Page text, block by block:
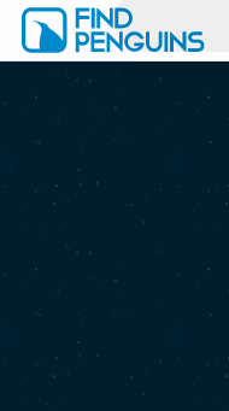
Print a book
Flyover video